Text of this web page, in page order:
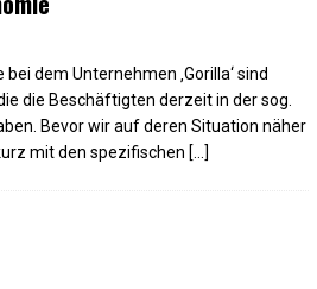
dem Unternehmen ‚Gorilla‘ sind
die Beschäftigten derzeit in der sog.
Bevor wir auf deren Situation näher
mit den spezifischen […]